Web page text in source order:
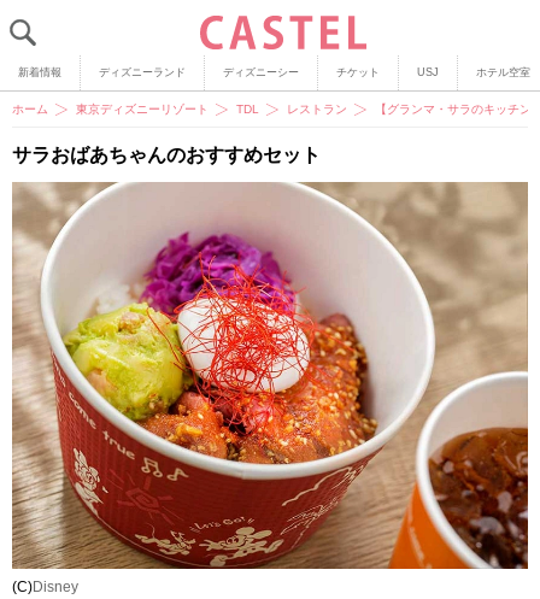
新着情報 ディズニーランド ディズニーシー チケット USJ ホテル空室
ホーム 東京ディズニーリゾート TDL レストラン 【グランマ・サラのキッチ
サラおばあちゃんのおすすめセット
(C)Disney